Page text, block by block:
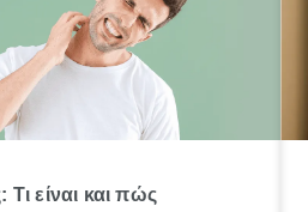
είναι και πώς